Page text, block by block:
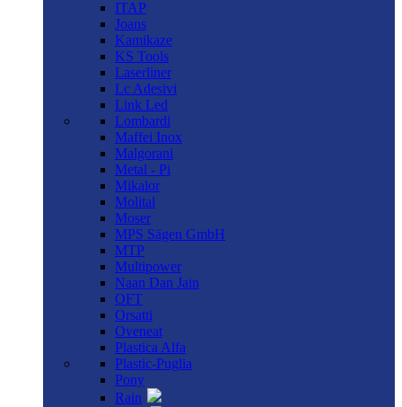
ITAP
Joans
Kamikaze
KS Tools
Laserliner
Lc Adesivi
Link Led
Lombardi
Maffei Inox
Malgorani
Metal - Pi
Mikalor
Molital
Moser
MPS Sägen GmbH
MTP
Multipower
Naan Dan Jain
OFT
Orsatti
Oveneat
Plastica Alfa
Plastic-Puglia
Pony
Rain